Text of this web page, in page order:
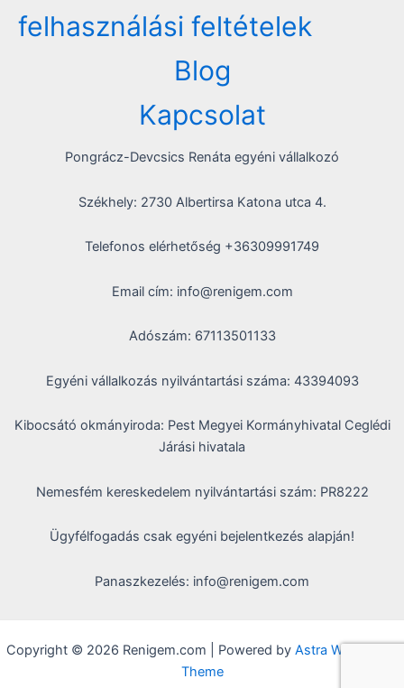
felhasználási feltételek
Blog
Kapcsolat
Pongrácz-Devcsics Renáta egyéni vállalkozó
Székhely: 2730 Albertirsa Katona utca 4.
Telefonos elérhetőség +36309991749
Email cím: info@renigem.com
Adószám: 67113501133
Egyéni vállalkozás nyilvántartási száma: 43394093
Kibocsátó okmányiroda: Pest Megyei Kormányhivatal Ceglédi
Járási hivatala
Nemesfém kereskedelem nyilvántartási szám: PR8222
Ügyfélfogadás csak egyéni bejelentkezés alapján!
Panaszkezelés: info@renigem.com
Copyright © 2026 Renigem.com | Powered by Astra WordPress
Theme